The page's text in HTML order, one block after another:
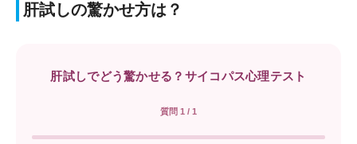
肝試しの驚かせ方は？
肝試しでどう驚かせる？サイコパス心理テスト
質問 1 / 1